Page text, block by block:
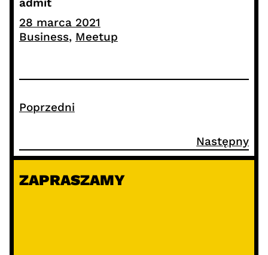
28 marca 2021
Business, Meetup
Poprzedni
Następny
ZAPRASZAMY